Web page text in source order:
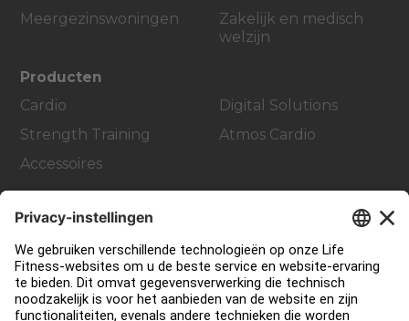
Meergezinswoningen
Zakelijk en medisch
welzijn
Producten
Cardio
Strength Training
Accessoires
Digital Solutions
Atmos Cardio
Service Hub
Onderwijs Hub